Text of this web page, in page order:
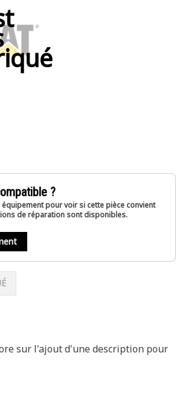
?
pour voir si cette pièce convient
de réparation sont disponibles.
sur l'ajout d'une description pour